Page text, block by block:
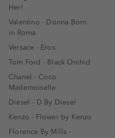
Her!
Valentino - Donna Born
in Roma
Versace - Eros
Tom Ford - Black Orchid
Chanel - Coco
Mademoiselle
Diesel - D By Diesel
Kenzo - Flower by Kenzo
Florence By Mills -